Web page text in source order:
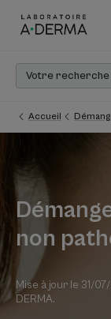
Accueil
non
Mise à jour le 31/
DERMA.